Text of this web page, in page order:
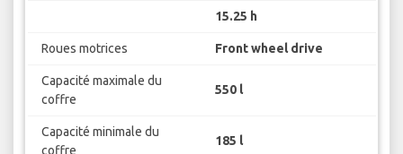
15.25 h
Roues motrices Front wheel drive
Capacité maximale du
coffre
550 l
Capacité minimale du
coffre
185 l